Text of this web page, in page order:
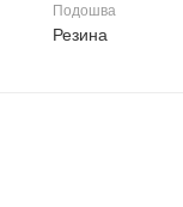
Подошва
Резина